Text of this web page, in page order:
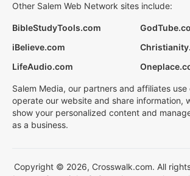
Other Salem Web Network sites include:
BibleStudyTools.com
iBelieve.com
LifeAudio.com
Salem Media, our partners and affiliates
operate our website and share information,
show your personalized content and
as a business.
Copyright © 2026, Crosswalk.com. All